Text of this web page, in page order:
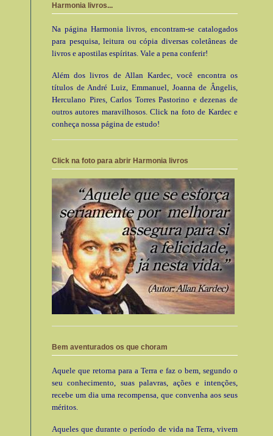
Harmonia livros...
Na página Harmonia livros, encontram-se catalogados
para pesquisa, leitura ou cópia diversas coletâneas de
livros e apostilas espíritas. Vale a pena conferir!
Além dos livros de Allan Kardec, você encontra os
títulos de André Luiz, Emmanuel, Joanna de Ângelis,
Herculano Pires, Carlos Torres Pastorino e dezenas de
outros autores maravilhosos. Click na foto de Kardec e
conheça nossa página de estudo!
Click na foto para abrir Harmonia livros
Bem aventurados os que choram
Aquele que retorna para a Terra e faz o bem, segundo o
seu conhecimento, suas palavras, ações e intenções,
recebe um dia uma recompensa, que convenha aos seus
méritos.
Aqueles que durante o período de vida na Terra, vivem